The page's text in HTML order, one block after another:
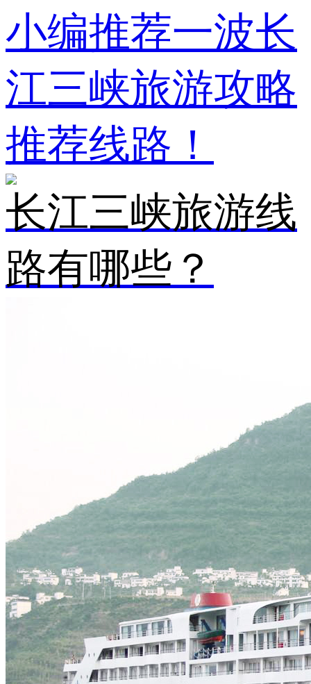
小编推荐一波长
江三峡旅游攻略
推荐线路！
长江三峡旅游线
路有哪些？